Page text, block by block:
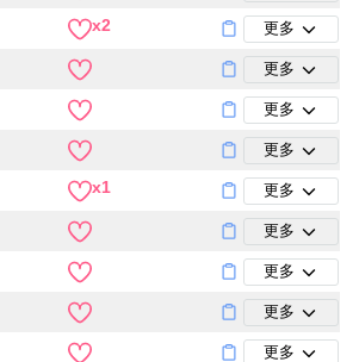
x2 更多
更多
更多
更多
x1 更多
更多
更多
更多
更多